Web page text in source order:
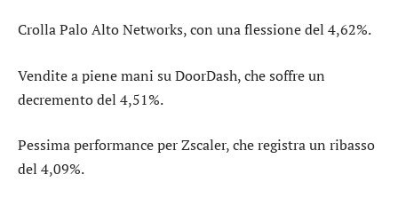
CrollaPalo Alto Networks, con una flessione del 4,62%.
Vendite a piene mani suDoorDash, che soffre un
decremento del 4,51%.
Pessima performance perZscaler, che registra un ribasso
del 4,09%.